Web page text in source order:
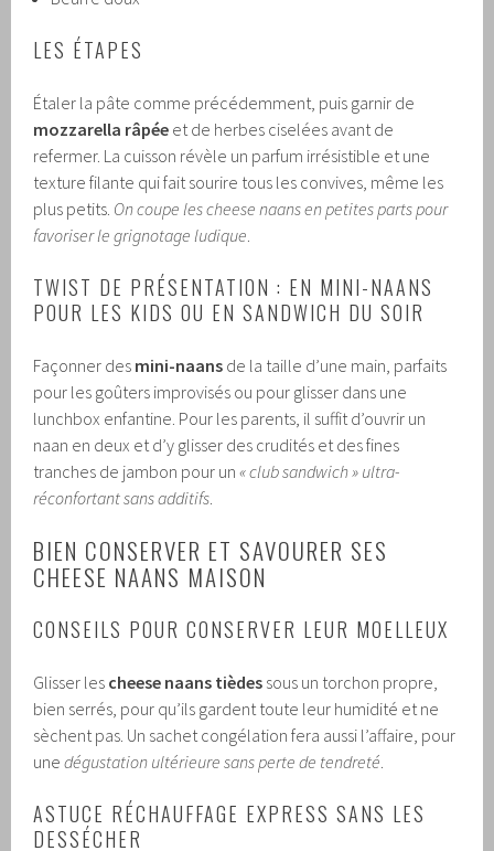
LES ÉTAPES
Étaler la pâte comme précédemment, puis garnir de
mozzarella râpée et de herbes ciselées avant de
refermer. La cuisson révèle un parfum irrésistible et une
texture filante qui fait sourire tous les convives, même les
plus petits. On coupe les cheese naans en petites parts pour
favoriser le grignotage ludique.
TWIST DE PRÉSENTATION : EN MINI-NAANS
POUR LES KIDS OU EN SANDWICH DU SOIR
Façonner des mini-naans de la taille d’une main, parfaits
pour les goûters improvisés ou pour glisser dans une
lunchbox enfantine. Pour les parents, il suffit d’ouvrir un
naan en deux et d’y glisser des crudités et des fines
tranches de jambon pour un« club sandwich » ultra-
réconfortant sans additifs.
BIEN CONSERVER ET SAVOURER SES
CHEESE NAANS MAISON
CONSEILS POUR CONSERVER LEUR MOELLEUX
Glisser les cheese naans tièdes sous un torchon propre,
bien serrés, pour qu’ils gardent toute leur humidité et ne
sèchent pas. Un sachet congélation fera aussi l’affaire, pour
unedégustation ultérieure sans perte de tendreté.
ASTUCE RÉCHAUFFAGE EXPRESS SANS LES
DESSÉCHER